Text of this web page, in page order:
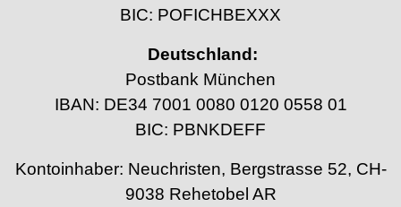
BIC: POFICHBEXXX
Deutschland:
Postbank München
IBAN: DE34 7001 0080 0120 0558 01
BIC: PBNKDEFF
Kontoinhaber: Neuchristen, Bergstrasse 52, CH-
9038 Rehetobel AR